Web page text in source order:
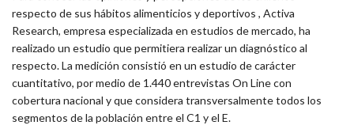
respecto de sus hábitos alimenticios y deportivos , Activa
Research, empresa especializada en estudios de mercado, ha
realizado un estudio que permitiera realizar un diagnóstico al
respecto. La medición consistió en un estudio de carácter
cuantitativo, por medio de 1.440 entrevistas On Line con
cobertura nacional y que considera transversalmente todos los
segmentos de la población entre el C1 y el E.